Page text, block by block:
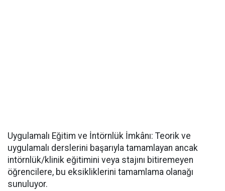
​Uygulamalı Eğitim ve İntörnlük İmkânı: Teorik ve
uygulamalı derslerini başarıyla tamamlayan ancak
intörnlük/klinik eğitimini veya stajını bitiremeyen
öğrencilere, bu eksikliklerini tamamlama olanağı
sunuluyor.